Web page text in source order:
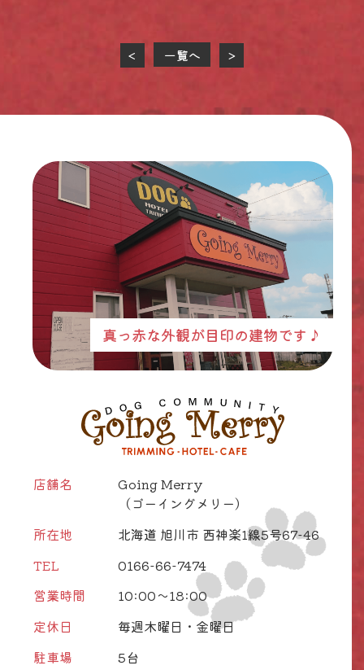
< 一覧へ >
真っ赤な外観が目印の建物です♪
店舗名
Going Merry
（ゴーイングメリー）
所在地
北海道 旭川市 西神楽1線5号67-46
TEL
0166-66-7474
営業時間
10:00～18:00
定休日
毎週木曜日・金曜日
駐車場
5台